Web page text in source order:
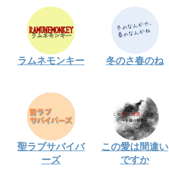
ラムネモンキー 冬のさ春のね
聖ラブサバイバ
ーズ
この愛は間違い
ですか